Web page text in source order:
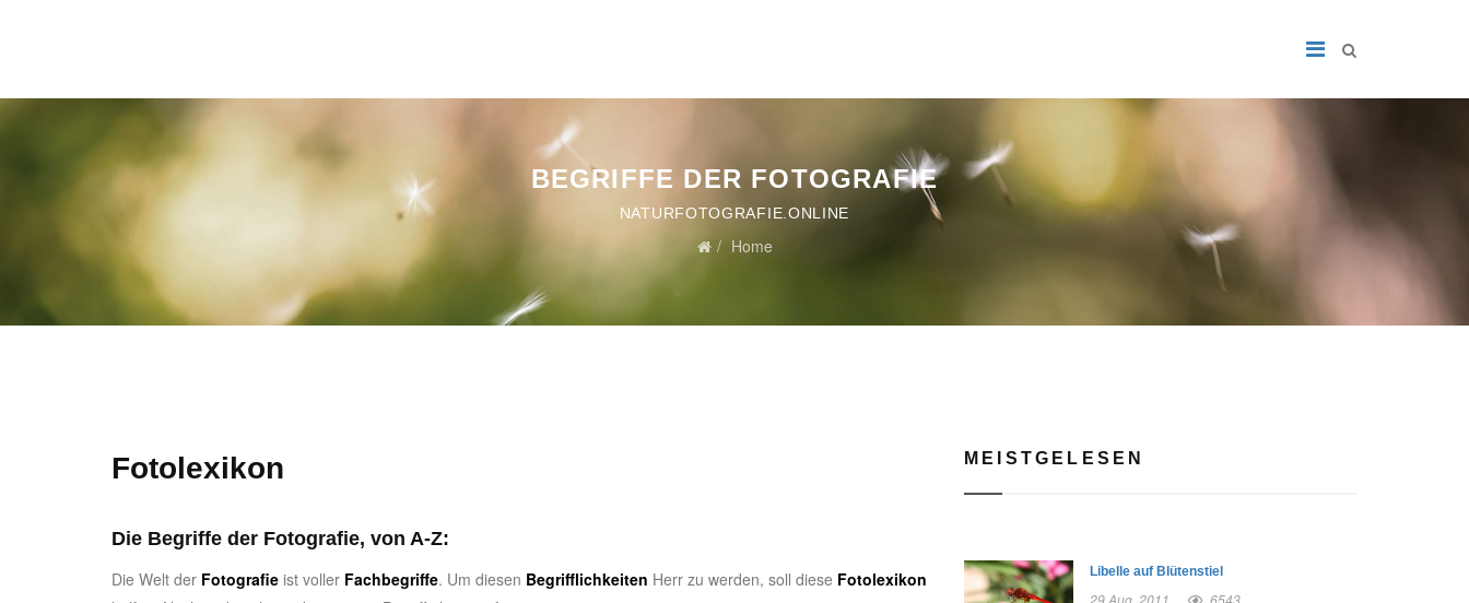
BEGRIFFE DER FOTOGRAFIE
NATURFOTOGRAFIE.ONLINE
Home
Fotolexikon
Die Begriffe der Fotografie, von A-Z:
Die Welt der Fotografie ist voller Fachbegriffe. Um diesen Begrifflichkeiten Herr zu werden, soll diese Fotolexikon
MEISTGELESEN
Libelle auf Blütenstiel
29 Aug, 2011 6543